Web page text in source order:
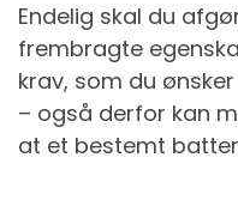
Endelig skal du
frembragte
krav, som du
– også derfor kan
at et bestemt